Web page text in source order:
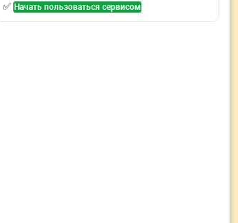
✅ Начать пользоваться сервисом